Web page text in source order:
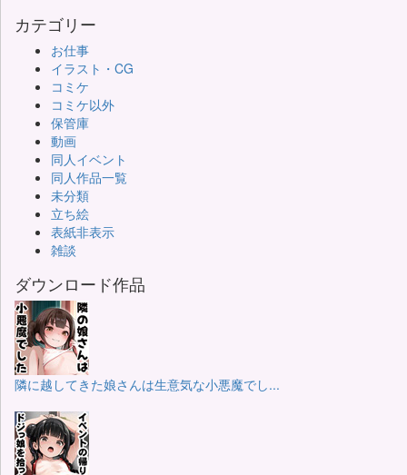
カテゴリー
お仕事
イラスト・CG
コミケ
コミケ以外
保管庫
動画
同人イベント
同人作品一覧
未分類
立ち絵
表紙非表示
雑談
ダウンロード作品
隣に越してきた娘さんは生意気な小悪魔でし...